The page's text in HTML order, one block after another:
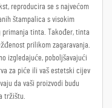
reproducira se s najvećom
štampalica s visokim
primanja tinta. Također, tinta
prilikom zagaravanja.
izgledajuće, poboljšavajući
za piće ili vaš estetski cijev
da vaši proizvodi budu
tržištu.